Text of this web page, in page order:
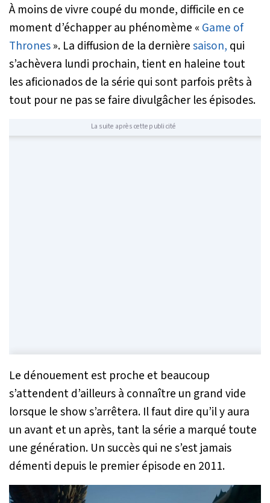
À moins de vivre coupé du monde, difficile en ce
moment d’échapper au phénomème « Game of
Thrones». La diffusion de la dernièresaison, qui
s’achèvera lundi prochain, tient en haleine tout
les aficionados de la série qui sont parfois prêts à
tout pour ne pas se faire divulgâcher les épisodes.
La suite après cette publicité
Le dénouement est proche et beaucoup
s’attendent d’ailleurs à connaître un grand vide
lorsque le show s’arrêtera. Il faut dire qu’il y aura
un avant et un après, tant la série a marqué toute
une génération. Un succès qui ne s’est jamais
démenti depuis le premier épisode en 2011.